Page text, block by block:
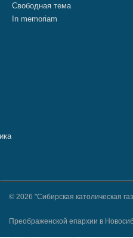
Свободная тема
In memoriam
© 2026 "Сибирская католическая
Преображенской епархии в